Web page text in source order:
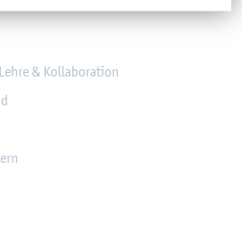
& Kol­la­bo­ra­ti­on